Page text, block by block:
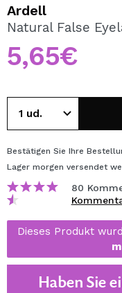
Durch die Erstellung
können Sie Ihre
Ardell
Natural False
5,65€
Bestätigen Sie Ihre
Lager morgen versendet
80
Dieses Produkt
Haben Sie